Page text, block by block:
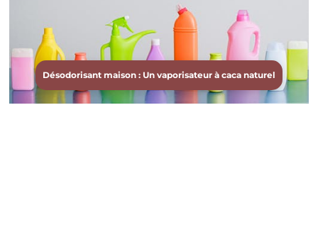
Désodorisant maison : Un vaporisateur à caca naturel